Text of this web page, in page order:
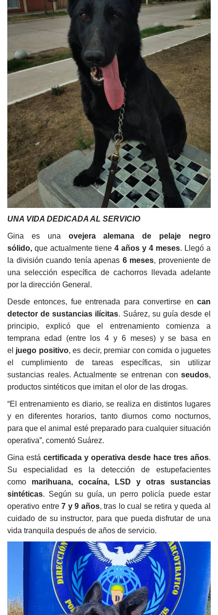
UNA VIDA DEDICADA AL SERVICIO
Gina es una ovejera alemana de pelaje negro
sólido, que actualmente tiene 4 años y 4 meses. Llegó a
la división cuando tenía apenas 6 meses, proveniente de
una selección específica de cachorros llevada adelante
por la dirección General.
Desde entonces, fue entrenada para convertirse en can
detector de sustancias ilícitas. Suárez, su guía desde el
principio, explicó que el entrenamiento comienza a
temprana edad (entre los 4 y 6 meses) y se basa en
el juego positivo, es decir, premiar con comida o juguetes
el cumplimiento de tareas específicas, sin utilizar
sustancias reales. Actualmente se entrenan con seudos,
productos sintéticos que imitan el olor de las drogas.
“El entrenamiento es diario, se realiza en distintos lugares
y en diferentes horarios, tanto diurnos como nocturnos,
para que el animal esté preparado para cualquier situación
operativa”, comentó Suárez.
Gina está certificada y operativa desde hace tres años.
Su especialidad es la detección de estupefacientes
como marihuana, cocaína, LSD y otras sustancias
sintéticas. Según su guía, un perro policía puede estar
operativo entre7 y 9 años, tras lo cual se retira y queda al
cuidado de su instructor, para que pueda disfrutar de una
vida tranquila después de años de servicio.